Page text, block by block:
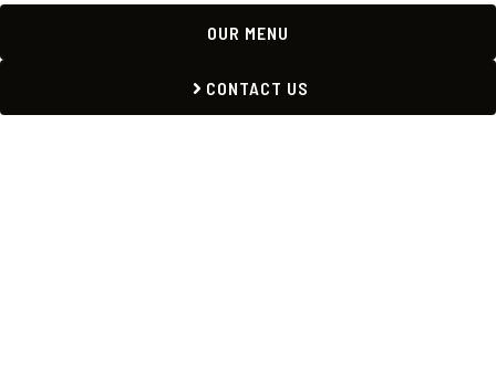
OUR MENU
CONTACT US